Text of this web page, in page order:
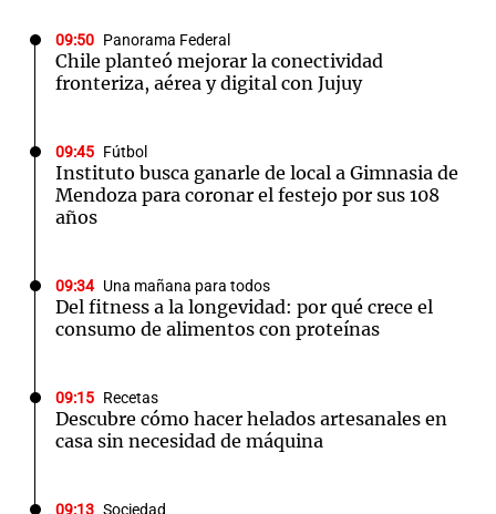
09:50 Panorama Federal
Chile planteó mejorar la conectividad
fronteriza, aérea y digital con Jujuy
09:45 Fútbol
Instituto busca ganarle de local a Gimnasia de
Mendoza para coronar el festejo por sus 108
años
09:34 Una mañana para todos
Del fitness a la longevidad: por qué crece el
consumo de alimentos con proteínas
09:15 Recetas
Descubre cómo hacer helados artesanales en
casa sin necesidad de máquina
09:13 Sociedad